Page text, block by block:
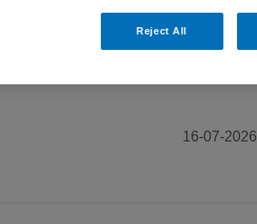
op alle grote
alsook bij alle
16-07-2026
Reject All